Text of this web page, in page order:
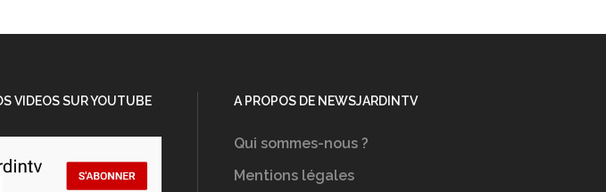
VIDEOS SUR YOUTUBE A PROPOS DE NEWSJARDINTV
Qui sommes-nous ?
Mentions légales